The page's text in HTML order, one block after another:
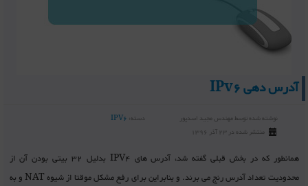
آدرس دهی IPv6
نوشته شده توسطمهندس مجید اسدپور دسته: IPV6
منتشر شده در 23 آذر 1396
همانطور که در بخش قبلی گفته شد، آدرس های IPV4 بدلیل 32 بیتی بودن آن از
محدودیت تعداد آدرس رنج می برند. و بنابراین برای رفع مشکل موقتا از شیوه NAT و به